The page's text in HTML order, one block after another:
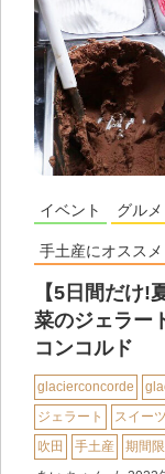
イベント グルメ
手土産にオススメ
【5日間だけ
菜のジェラー
コンコルド
glacierconcorde
ジェラート
スイーツ
吹田
手土産
期間